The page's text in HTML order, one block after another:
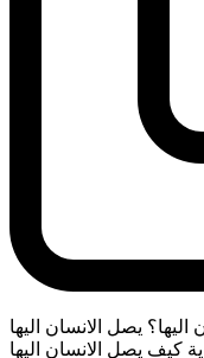
يصل الانسان اليها
كيف يصل الانسان اليها